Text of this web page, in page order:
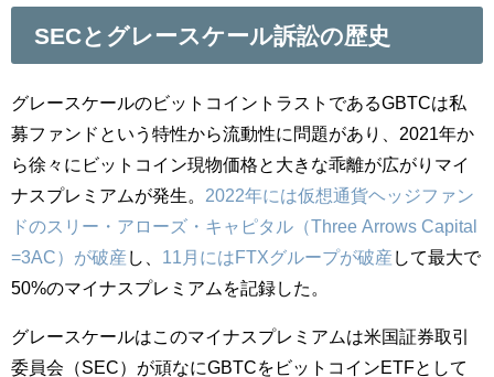
SECとグレースケール訴訟の歴史
グレースケールのビットコイントラストであるGBTCは私
募ファンドという特性から流動性に問題があり、2021年か
ら徐々にビットコイン現物価格と大きな乖離が広がりマイ
ナスプレミアムが発生。 2022年には仮想通貨ヘッジファン
ドのスリー・アローズ・キャピタル（Three Arrows Capital
=3AC）が破産 し、 11月にはFTXグループが破産 して最大で
50%のマイナスプレミアムを記録した。
グレースケールはこのマイナスプレミアムは米国証券取引
委員会（SEC）が頑なにGBTCをビットコインETFとして